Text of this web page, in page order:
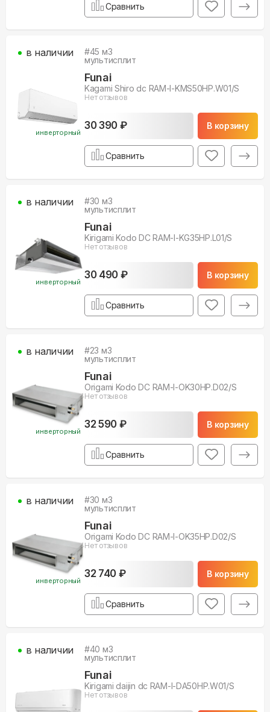
Сравнить
инверторный
#45 м3
мультисплит
Funai
Kagami Shiro dc RAM-I-KMS50HP.W01/S
Нет отзывов
30 390 ₽ В корзину
в наличии
Сравнить
инверторный
#30 м3
мультисплит
Funai
Kirigami Kodo DC RAM-I-KG35HP.L01/S
Нет отзывов
30 490 ₽ В корзину
в наличии
Сравнить
инверторный
#23 м3
мультисплит
Funai
Origami Kodo DC RAM-I-OK30HP.D02/S
Нет отзывов
32 590 ₽ В корзину
в наличии
Сравнить
инверторный
#30 м3
мультисплит
Funai
Origami Kodo DC RAM-I-OK35HP.D02/S
Нет отзывов
32 740 ₽ В корзину
в наличии
Сравнить
#40 м3
мультисплит
Funai
Kirigami daijin dc RAM-I-DA50HP.W01/S
Нет отзывов
в наличии